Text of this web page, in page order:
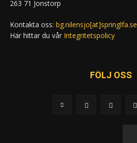
263 71 Jonstorp
Kontakta oss: bg.nilensjo[at]springlfa.se
Här hittar du vår Integritetspolicy
FÖLJ OSS